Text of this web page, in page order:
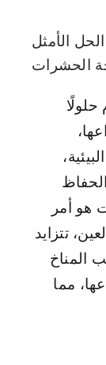
الأمثل
الحشرات
هو أمر
تتزايد
المناخ
مما